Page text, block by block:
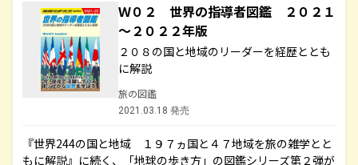
Ｗ０２ 世界の指導者図鑑 ２０２１
～２０２２年版
２０８の国と地域のリーダーを経歴ととも
に解説
旅の図鑑
2021.03.18 発売
『世界244の国と地域 １９７ヵ国と４７地域を旅の雑学とと
もに解説』に続く、「地球の歩き方」の図鑑シリーズ第２弾が